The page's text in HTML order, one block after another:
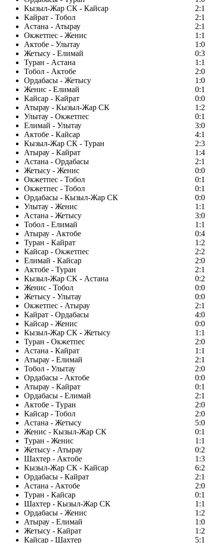
Кызыл-Жар СК - Кайсар
2:1
Кайрат - Тобол
2:1
Астана - Атырау
2:1
Окжетпес - Женис
1:1
Актобе - Улытау
1:0
Жетысу - Елимай
0:3
Туран - Астана
1:1
Тобол - Актобе
2:0
Ордабасы - Жетысу
1:0
Женис - Елимай
0:1
Кайсар - Кайрат
0:0
Атырау - Кызыл-Жар СК
1:2
Улытау - Окжетпес
0:1
Елимай - Улытау
3:0
Актобе - Кайсар
4:1
Кызыл-Жар СК - Туран
2:3
Атырау - Кайрат
1:4
Астана - Ордабасы
2:1
Жетысу - Женис
0:0
Окжетпес - Тобол
0:1
Окжетпес - Тобол
0:1
Ордабасы - Кызыл-Жар СК
0:0
Улытау - Женис
1:1
Астана - Жетысу
3:0
Тобол - Елимай
1:1
Атырау - Актобе
0:4
Туран - Кайрат
1:2
Кайсар - Окжетпес
2:2
Елимай - Кайсар
2:0
Актобе - Туран
2:1
Кызыл-Жар СК - Астана
0:2
Женис - Тобол
0:0
Жетысу - Улытау
0:0
Окжетпес - Атырау
2:1
Кайрат - Ордабасы
4:0
Кайсар - Женис
0:0
Кызыл-Жар СК - Жетысу
1:1
Туран - Окжетпес
2:0
Астана - Кайрат
1:1
Атырау - Елимай
2:1
Тобол - Улытау
2:0
Ордабасы - Актобе
0:0
Атырау - Кайрат
0:1
Ордабасы - Елимай
2:1
Актобе - Туран
2:0
Кайсар - Тобол
2:0
Астана - Жетысу
5:0
Женис - Кызыл-Жар СК
0:1
Туран - Женис
1:1
Жетысу - Атырау
0:2
Шахтер - Актобе
1:3
Кызыл-Жар СК - Кайсар
6:2
Ордабасы - Кайрат
2:1
Астана - Актобе
2:0
Туран - Кайсар
0:1
Шахтер - Кызыл-Жар СК
1:1
Ордабасы - Женис
1:2
Атырау - Елимай
1:0
Жетысу - Кайрат
1:2
Кайсар - Шахтер
5:1